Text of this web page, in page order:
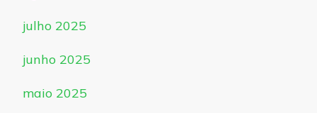
julho 2025
junho 2025
maio 2025